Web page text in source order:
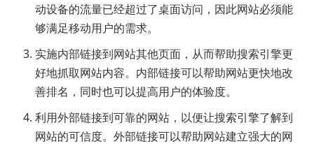
动设备的流量已经超过了桌面访问，因此网站必须能
够满足移动用户的需求。
实施内部链接到网站其他页面，从而帮助搜索引擎更
好地抓取网站内容。内部链接可以帮助网站更快地改
善排名，同时也可以提高用户的体验度。
利用外部链接到可靠的网站，以便让搜索引擎了解到
网站的可信度。外部链接可以帮助网站建立强大的网